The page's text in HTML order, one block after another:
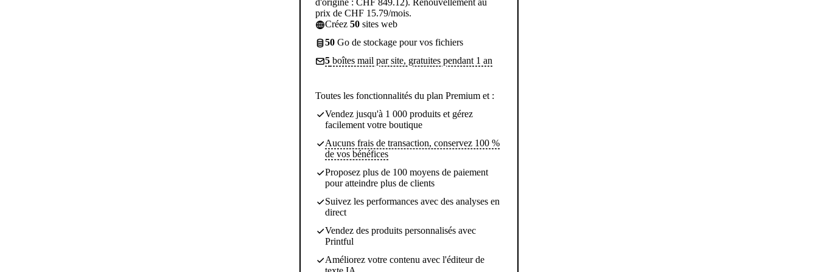
prix de CHF 15.79/mois.
Créez 50 sites web
50 Go de stockage pour vos fichiers
5 boîtes mail par site, gratuites pendant 1 an
Toutes les fonctionnalités du plan Premium et :
Vendez jusqu'à 1 000 produits et gérez
facilement votre boutique
Aucuns frais de transaction, conservez 100 %
de vos bénéfices
Proposez plus de 100 moyens de paiement
pour atteindre plus de clients
Suivez les performances avec des analyses en
direct
Vendez des produits personnalisés avec
Printful
Améliorez votre contenu avec l'éditeur de